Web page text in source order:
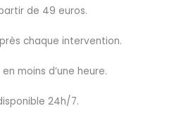
de 49 euros.
chaque intervention.
moins d’une heure.
24h/7.